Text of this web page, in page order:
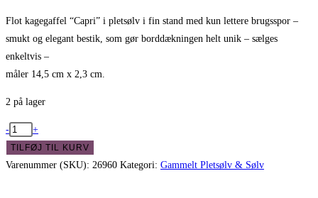
Flot kagegaffel “Capri” i pletsølv i fin stand med kun lettere brugsspor –
smukt og elegant bestik, som gør borddækningen helt unik – sælges
enkeltvis –
måler 14,5 cm x 2,3 cm.
2 på lager
Flot
kagegaffel
"Capri"
- +
TILFØJ TIL KURV
Varenummer (SKU): 26960 Kategori: Gammelt Pletsølv & Sølv